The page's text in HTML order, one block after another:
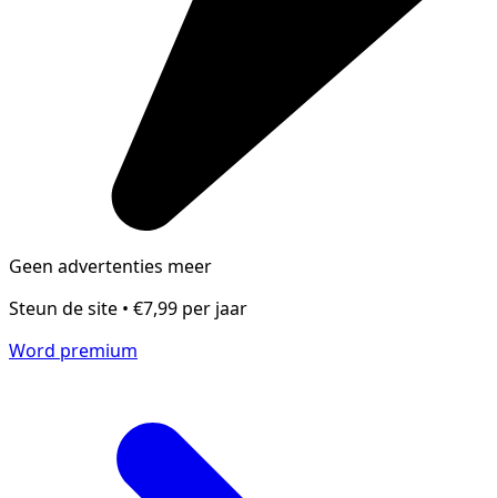
Geen advertenties meer
Steun de site • €7,99 per jaar
Word premium